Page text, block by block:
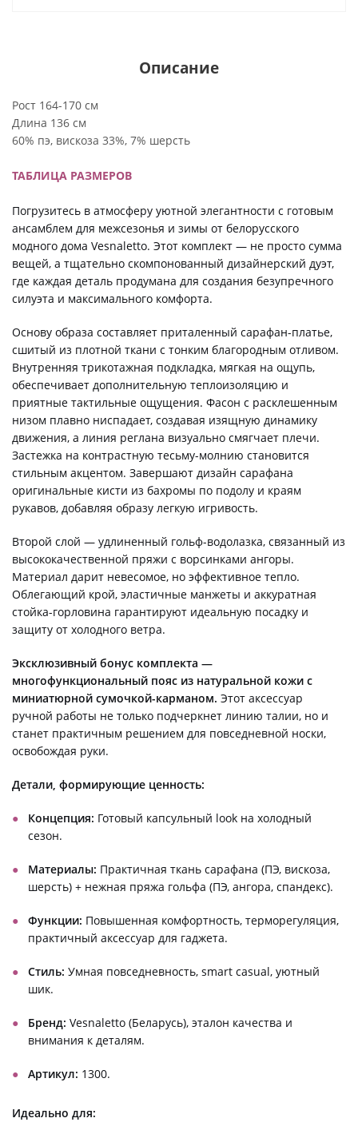
Описание
Рост 164-170 см
Длина 136 см
60% пэ, вискоза 33%, 7% шерсть
ТАБЛИЦА РАЗМЕРОВ
Погрузитесь в атмосферу уютной элегантности с готовым
ансамблем для межсезонья и зимы от белорусского
модного дома Vesnaletto. Этот комплект — не просто сумма
вещей, а тщательно скомпонованный дизайнерский дуэт,
где каждая деталь продумана для создания безупречного
силуэта и максимального комфорта.
Основу образа составляет приталенный сарафан-платье,
сшитый из плотной ткани с тонким благородным отливом.
Внутренняя трикотажная подкладка, мягкая на ощупь,
обеспечивает дополнительную теплоизоляцию и
приятные тактильные ощущения. Фасон с расклешенным
низом плавно ниспадает, создавая изящную динамику
движения, а линия реглана визуально смягчает плечи.
Застежка на контрастную тесьму-молнию становится
стильным акцентом. Завершают дизайн сарафана
оригинальные кисти из бахромы по подолу и краям
рукавов, добавляя образу легкую игривость.
Второй слой — удлиненный гольф-водолазка, связанный из
высококачественной пряжи с ворсинками ангоры.
Материал дарит невесомое, но эффективное тепло.
Облегающий крой, эластичные манжеты и аккуратная
стойка-горловина гарантируют идеальную посадку и
защиту от холодного ветра.
Эксклюзивный бонус комплекта —
многофункциональный пояс из натуральной кожи с
миниатюрной сумочкой-карманом. Этот аксессуар
ручной работы не только подчеркнет линию талии, но и
станет практичным решением для повседневной носки,
освобождая руки.
Детали, формирующие ценность:
Концепция: Готовый капсульный look на холодный
сезон.
Материалы: Практичная ткань сарафана (ПЭ, вискоза,
шерсть) + нежная пряжа гольфа (ПЭ, ангора, спандекс).
Функции: Повышенная комфортность, терморегуляция,
практичный аксессуар для гаджета.
Стиль: Умная повседневность, smart casual, уютный
шик.
Бренд: Vesnaletto (Беларусь), эталон качества и
внимания к деталям.
Артикул: 1300.
Идеально для: